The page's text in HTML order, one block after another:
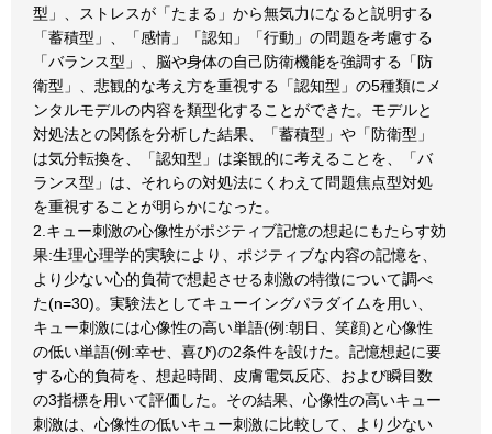
型」、ストレスが「たまる」から無気力になると説明する
「蓄積型」、「感情」「認知」「行動」の問題を考慮する
「バランス型」、脳や身体の自己防衛機能を強調する「防
衛型」、悲観的な考え方を重視する「認知型」の5種類にメ
ンタルモデルの内容を類型化することができた。モデルと
対処法との関係を分析した結果、「蓄積型」や「防衛型」
は気分転換を、「認知型」は楽観的に考えることを、「バ
ランス型」は、それらの対処法にくわえて問題焦点型対処
を重視することが明らかになった。
2.キュー刺激の心像性がポジティブ記憶の想起にもたらす効
果:生理心理学的実験により、ポジティブな内容の記憶を、
より少ない心的負荷で想起させる刺激の特徴について調べ
た(n=30)。実験法としてキューイングパラダイムを用い、
キュー刺激には心像性の高い単語(例:朝日、笑顔)と心像性
の低い単語(例:幸せ、喜び)の2条件を設けた。記憶想起に要
する心的負荷を、想起時間、皮膚電気反応、および瞬目数
の3指標を用いて評価した。その結果、心像性の高いキュー
刺激は、心像性の低いキュー刺激に比較して、より少ない